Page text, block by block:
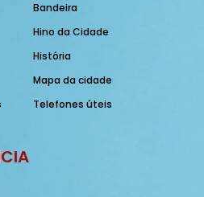
Bandeira
Hino da Cidade
História
Mapa da cidade
Telefones úteis